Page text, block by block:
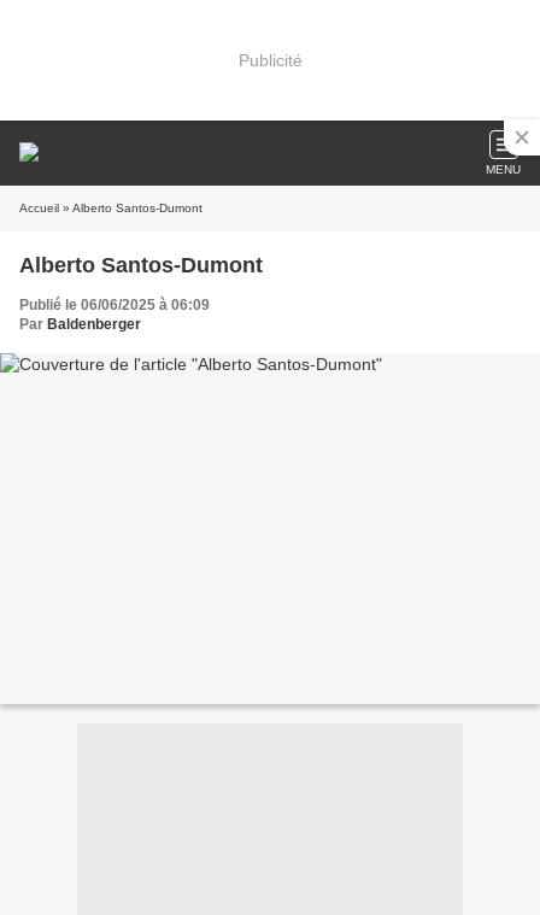
Publicité
MENU
Accueil » Alberto Santos-Dumont
Alberto Santos-Dumont
Publié le 06/06/2025 à 06:09
Par Baldenberger